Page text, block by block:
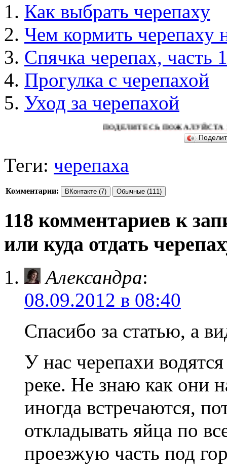
Как выбрать черепаху
Чем кормить черепаху
Спячка черепах, часть 1
Прогулка с черепахой
Уход за черепахой
ПОДЕЛИТЕСЬ ПОЖАЛУЙСТА ЭТОЙ
Теги: черепаха
Комментарии: ВКонтакте (7) Обычные (111)
118 комментариев к
или куда отдать
Александра:
08.09.2012 в 08:40
Спасибо за статью, а
У нас черепахи
реке. Не знаю как они
иногда встречаются,
откладывать яйца по
проезжую часть под